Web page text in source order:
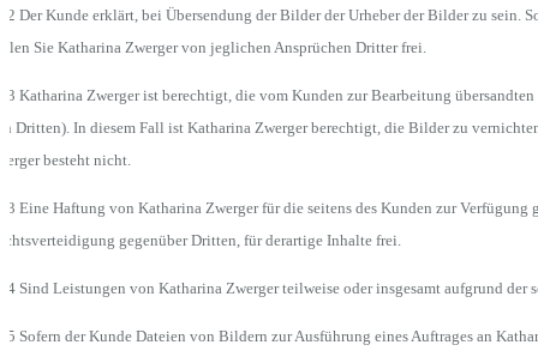
Der Kunde erklärt, bei Übersendung der Bilder der Urheber der Bilder zu sein.
Sie Katharina Zwerger von jeglichen Ansprüchen Dritter frei.
Katharina Zwerger ist berechtigt, die vom Kunden zur Bearbeitung
Dritten). In diesem Fall ist Katharina Zwerger berechtigt, die Bilder zu
besteht nicht.
Eine Haftung von Katharina Zwerger für die seitens des Kunden zur
gegenüber Dritten, für derartige Inhalte frei.
Sind Leistungen von Katharina Zwerger teilweise oder insgesamt aufgrund
Sofern der Kunde Dateien von Bildern zur Ausführung eines Auftrages an